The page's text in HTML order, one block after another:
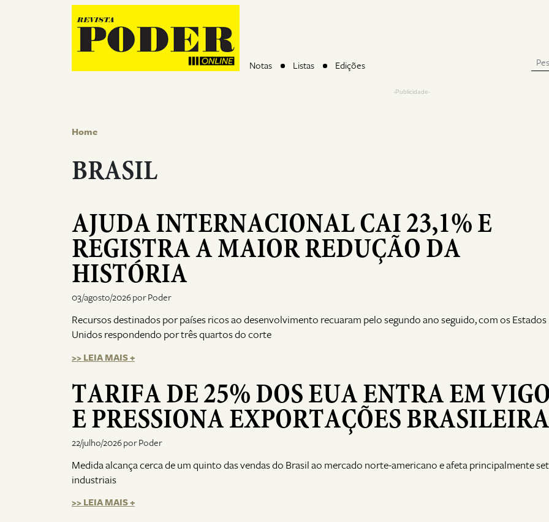
Notas Listas Edições
-Publicidade-
Home
BRASIL
AJUDA INTERNACIONAL CAI 23,1% E
REGISTRA A MAIOR REDUÇÃO DA
HISTÓRIA
03/agosto/2026 por Poder
Recursos destinados por países ricos ao desenvolvimento recuaram pelo segundo ano seguido, com os Estados
Unidos respondendo por três quartos do corte
>> LEIA MAIS +
TARIFA DE 25% DOS EUA ENTRA EM
E PRESSIONA EXPORTAÇÕES
22/julho/2026 por Poder
Medida alcança cerca de um quinto das vendas do Brasil ao mercado norte-americano e afeta principalmente
industriais
>> LEIA MAIS +